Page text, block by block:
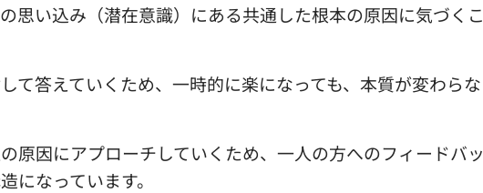
思い込み（潜在意識）にある共通した根本の原因に気づくこ
て答えていくため、一時的に楽になっても、本質が変わらな
原因にアプローチしていくため、一人の方へのフィードバッ
になっています。